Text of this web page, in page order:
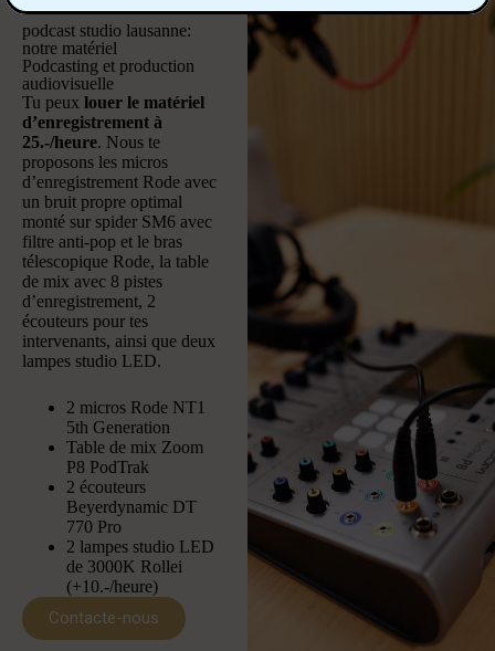
podcast studio lausanne:
notre matériel
Podcasting et production
audiovisuelle
Tu peux louer le matériel
d’enregistrement à
25.-/heure. Nous te
proposons les micros
d’enregistrement Rode avec
un bruit propre optimal
monté sur spider SM6 avec
filtre anti-pop et le bras
télescopique Rode, la table
de mix avec 8 pistes
d’enregistrement, 2
écouteurs pour tes
intervenants, ainsi que deux
lampes studio LED.
2 micros Rode NT1
5th Generation
Table de mix Zoom
P8 PodTrak
2 écouteurs
Beyerdynamic DT
770 Pro
2 lampes studio LED
de 3000K Rollei
(+10.-/heure)
Contacte-nous